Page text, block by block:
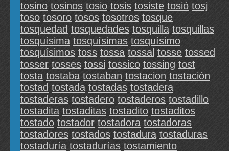
tosino tosinos tosio tosis tosiste tosió tosj
toso tosoro tosos tosotros tosque
tosquedad tosquedades tosquilla tosquillas
tosquísima tosquísimas tosquísimo
tosquísimos toss tossa tossal tosse tossed
tosser tosses tossi tossico tossing tost
tosta tostaba tostaban tostacion tostación
tostad tostada tostadas tostadera
tostaderas tostadero tostaderos tostadillo
tostadita tostaditas tostadito tostaditos
tostado tostador tostadora tostadoras
tostadores tostados tostadura tostaduras
tostaduría tostadurías tostamiento